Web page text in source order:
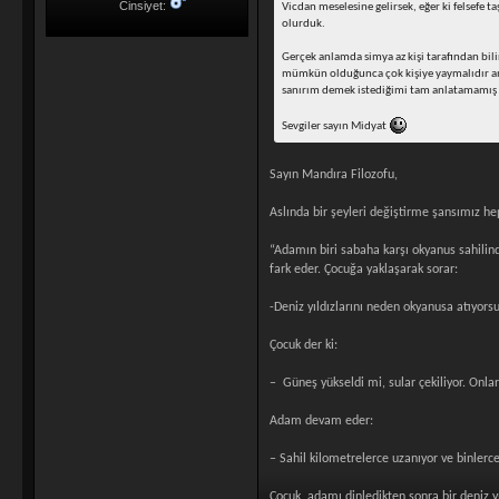
Cinsiyet:
Vicdan meselesine gelirsek, eğer ki felsefe
olurduk.
Gerçek anlamda simya az kişi tarafından
mümkün olduğunca çok kişiye yaymalıdır
sanırım demek istediğimi tam
Sevgiler sayın Midyat
Sayın Mandıra Filozofu,
Aslında bir şeyleri değiştirme şansımız
“Adamın biri sabaha karşı okyanus
fark eder. Çocuğa yaklaşarak sorar:
-Deniz yıldızlarını neden okyanusa
Çocuk der ki:
– Güneş yükseldi mi, sular çekiliyor.
Adam devam eder:
– Sahil kilometrelerce uzanıyor ve